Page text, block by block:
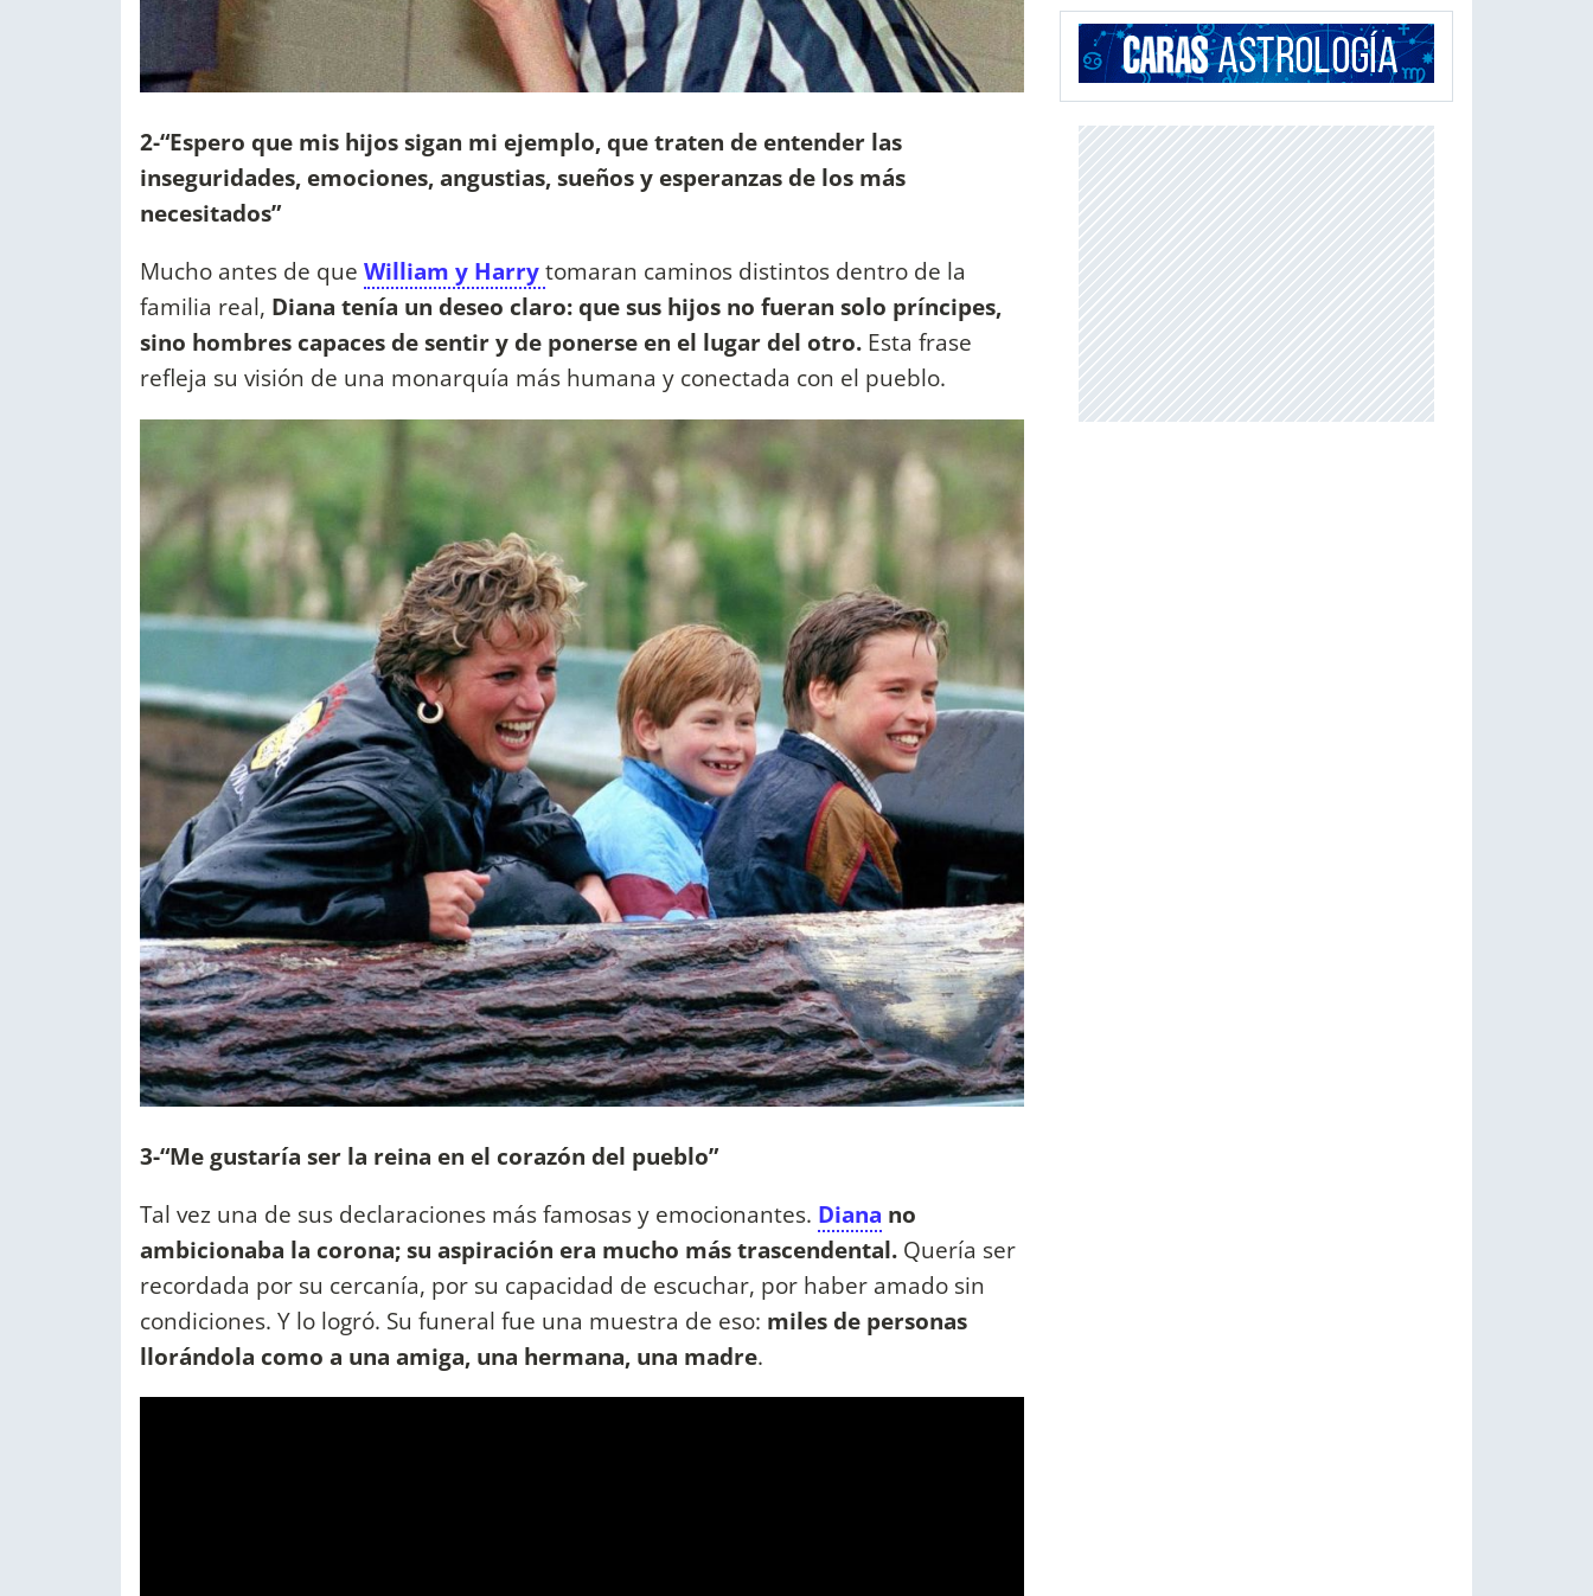
2-“Espero que mis hijos sigan mi ejemplo, que traten de entender las
inseguridades, emociones, angustias, sueños y esperanzas de los más
necesitados”
Mucho antes de que William y Harrytomaran caminos distintos dentro de la
familia real, Diana tenía un deseo claro: que sus hijos no fueran solo príncipes,
sino hombres capaces de sentir y de ponerse en el lugar del otro. Esta frase
refleja su visión de una monarquía más humana y conectada con el pueblo.
3-“Me gustaría ser la reina en el corazón del pueblo”
Tal vez una de sus declaraciones más famosas y emocionantes. Diana no
ambicionaba la corona; su aspiración era mucho más trascendental. Quería ser
recordada por su cercanía, por su capacidad de escuchar, por haber amado sin
condiciones. Y lo logró. Su funeral fue una muestra de eso: miles de personas
llorándola como a una amiga, una hermana, una madre.